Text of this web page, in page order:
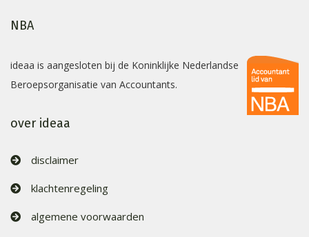
NBA
ideaa is aangesloten bij de Koninklijke Nederlandse
Beroepsorganisatie van Accountants.
over ideaa
disclaimer
klachtenregeling
algemene voorwaarden